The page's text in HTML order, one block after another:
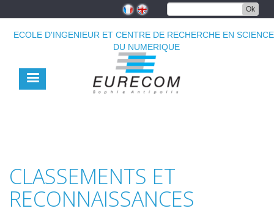
principal
Ok
ECOLE D'INGENIEUR ET CENTRE DE RECHERCHE EN
DU NUMERIQUE
CLASSEMENTS ET
RECONNAISSANCES